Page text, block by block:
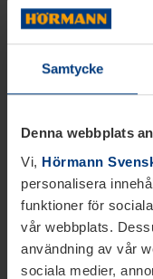
Samtycke
Denna webbplats
Vi, Hörmann
personalisera
funktioner för
vår webbplats.
användning av vår
sociala medier,